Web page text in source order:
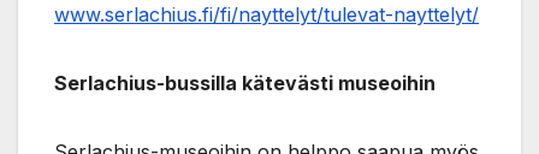
www.serlachius.fi/fi/nayttelyt/tulevat-nayttelyt/
Serlachius-bussilla kätevästi museoihin